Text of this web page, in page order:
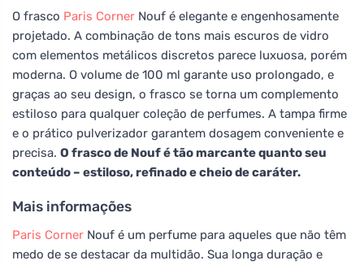
O frasco Paris Corner Nouf é elegante e engenhosamente
projetado. A combinação de tons mais escuros de vidro
com elementos metálicos discretos parece luxuosa, porém
moderna. O volume de 100 ml garante uso prolongado, e
graças ao seu design, o frasco se torna um complemento
estiloso para qualquer coleção de perfumes. A tampa firme
e o prático pulverizador garantem dosagem conveniente e
precisa. O frasco de Nouf é tão marcante quanto seu
conteúdo – estiloso, refinado e cheio de caráter.
Mais informações
Paris Corner Nouf é um perfume para aqueles que não têm
medo de se destacar da multidão. Sua longa duração e